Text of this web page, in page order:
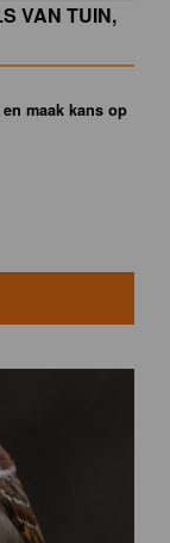
VAN TUIN,
maak kans op